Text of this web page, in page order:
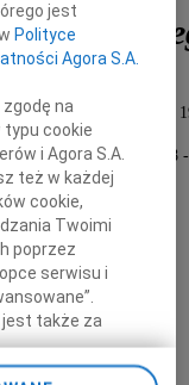
Białegostoku w latach
w latach 1998
i Bliskim
współczucia
jest
Polityce
Agora S.A.
na
cookie
i Agora S.A.
też w każdej
cookie,
Twoimi
poprzez
serwisu i
także za